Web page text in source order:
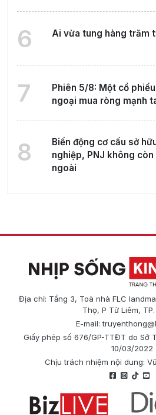
6 Ai vừa tung hàng trăm
7
Phiên 5/8: Một cổ
ngoại mua ròng mạnh
8
Biến động cơ cấu sở
nghiệp, PNJ không
ngoài
Địa chỉ: Tầng 3, Toà nhà FLC
Thọ, P Từ Liêm,
E-mail:
Giấy phép số 676/GP-TTĐT do Sở
10/03/2022
Chịu trách nhiệm nội dung: